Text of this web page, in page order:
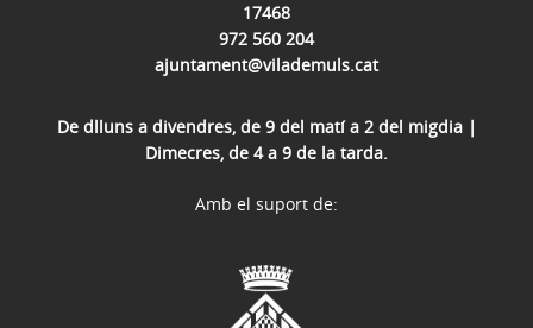
17468
972 560 204
ajuntament@vilademuls.cat
De dlluns a divendres, de 9 del matí a 2 del migdia |
Dimecres, de 4 a 9 de la tarda.
Amb el suport de: